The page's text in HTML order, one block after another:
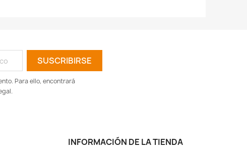
Para ello, encontrará
INFORMACIÓN DE LA TIENDA